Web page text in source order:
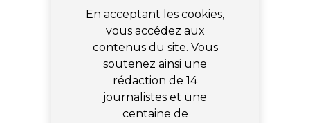
En acceptant les cookies,
vous accédez aux
contenus du site. Vous
soutenez ainsi une
rédaction de 14
journalistes et une
centaine de